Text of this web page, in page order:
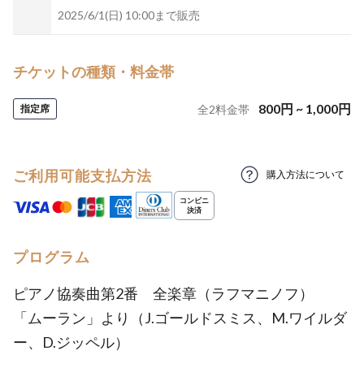
2025/6/1(日) 10:00まで販売
チケットの種類・料金帯
指定席 全2料金帯 800円 ~ 1,000円
ご利用可能支払方法 購入方法について
プログラム
ピアノ協奏曲第2番 全楽章（ラフマニノフ）
「ムーラン」より（J.ゴールドスミス、M.ワイルダ
ー、D.ジッペル）